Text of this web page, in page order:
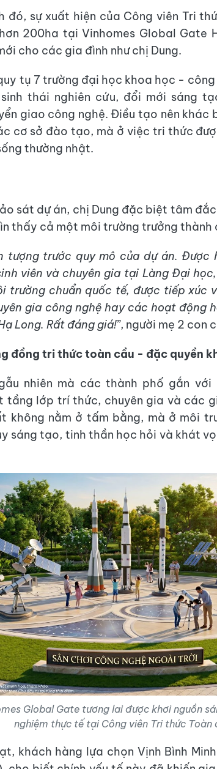
đó, sự xuất hiện của Công viên Tri
200ha tại Vinhomes Global Gate
cho các gia đình như chị Dung.
tụ 7 trường đại học khoa học -
thái nghiên cứu, đổi mới sáng
giao công nghệ. Điều tạo nên khác
cơ sở đào tạo, mà ở việc tri thức
thường nhật.
sát dự án, chị Dung đặc biệt tâm
thấy cả một môi trường trưởng thành
tượng trước quy mô của dự án. Được
viên và chuyên gia tại Làng Đại
trường chuẩn quốc tế, được tiếp xúc
gia công nghệ hay các hoạt động
Long. Rất đáng giá!”, người mẹ 2 con
đồng tri thức toàn cầu - đặc quyền
nhiên mà các thành phố gắn
tầng lớp trí thức, chuyên gia và các
không nằm ở tấm bằng, mà ở môi
sáng tạo, tinh thần học hỏi và khát
Global Gate tương lai được khơi nguồn
nghiệm thực tế tại Công viên Tri thức Toàn
khách hàng lựa chọn Vịnh Bình